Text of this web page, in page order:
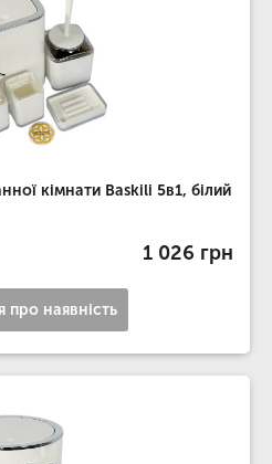
кімнати Baskili 5в1, білий
1 026 грн
про наявність